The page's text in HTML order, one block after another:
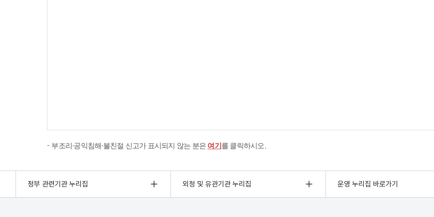
부조리·공익침해·불친절 신고가 표시되지 않는 분은 여기를 클릭하시오.
정부 관련기관 누리집 외청 및 유관기관 누리집 운영 누리집 바로가기